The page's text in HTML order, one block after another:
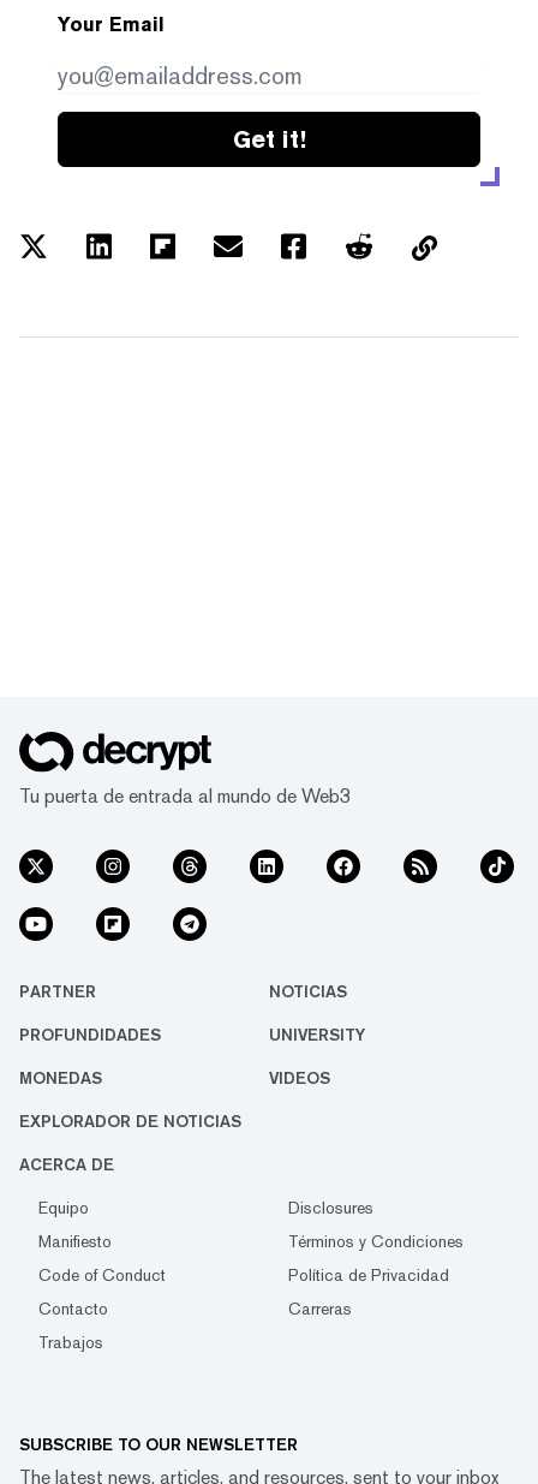
Your Email
Get it!
Tu puerta de entrada al mundo de Web3
PARTNER NOTICIAS
PROFUNDIDADES UNIVERSITY
MONEDAS VIDEOS
EXPLORADOR DE NOTICIAS
ACERCA DE
Equipo
Disclosures
Manifiesto
Términos y Condiciones
Code of Conduct
Política de Privacidad
Contacto
Carreras
Trabajos
SUBSCRIBE TO OUR NEWSLETTER
The latest news, articles, and resources, sent to your inbox